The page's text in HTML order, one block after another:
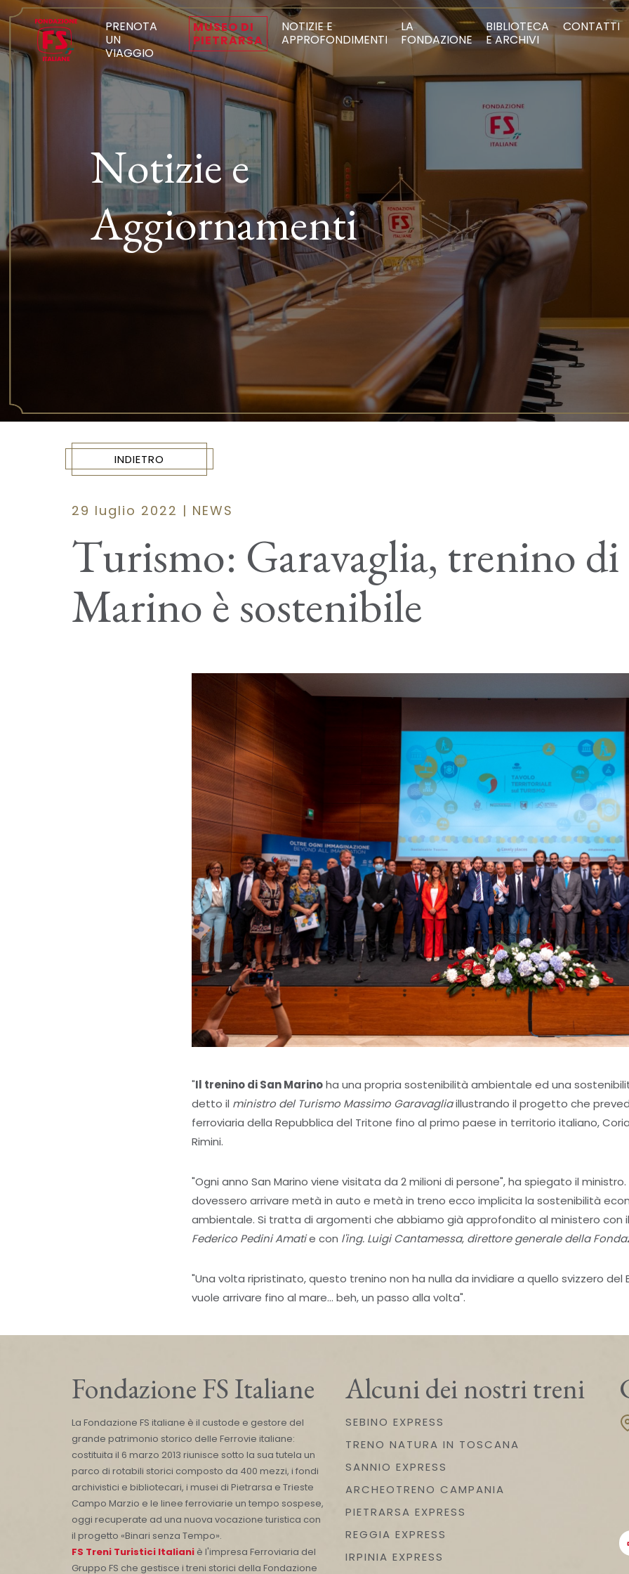
PRENOTA
UN
VIAGGIO
MUSEO DI
PIETRARSA
NOTIZIE E
APPROFONDIMENTI
LA
FONDAZIONE
BIBLIOTECA
E ARCHIVI
CONTATTI
Notizie e
Aggiornamenti
INDIETRO
29 luglio 2022 | NEWS
Turismo: Garavaglia, trenino di
Marino è sostenibile
"Il trenino di San Marinoha una propria sostenibilità ambientale ed una
detto il ministro del Turismo Massimo Garavagliaillustrando il progetto che
ferroviaria della Repubblica del Tritone fino al primo paese in territorio italiano,
Rimini.
"Ogni anno San Marino viene visitata da 2 milioni di persone", ha spiegato il
dovessero arrivare metà in auto e metà in treno ecco implicita la sostenibilità
ambientale. Si tratta di argomenti che abbiamo già approfondito al ministero con
Federico Pedini Amatie con l'ing. Luigi Cantamessa, direttore generale della
"Una volta ripristinato, questo trenino non ha nulla da invidiare a quello svizzero del
vuole arrivare fino al mare... beh, un passo alla volta".
Fondazione FS Italiane
La Fondazione FS italiane è il custode e gestore del
grande patrimonio storico delle Ferrovie italiane:
costituita il 6 marzo 2013 riunisce sotto la sua tutela un
parco di rotabili storici composto da 400 mezzi, i fondi
archivistici e bibliotecari, i musei di Pietrarsa e Trieste
Campo Marzio e le linee ferroviarie un tempo sospese,
oggi recuperate ad una nuova vocazione turistica con
il progetto «Binari senza Tempo».
FS Treni Turistici Italiani è l'impresa Ferroviaria del
Gruppo FS che gestisce i treni storici della Fondazione
Alcuni dei nostri treni
SEBINO EXPRESS
TRENO NATURA IN TOSCANA
SANNIO EXPRESS
ARCHEOTRENO CAMPANIA
PIETRARSA EXPRESS
REGGIA EXPRESS
IRPINIA EXPRESS